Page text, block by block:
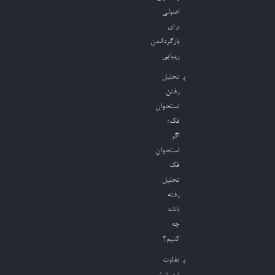
اصولی
برای
بازگرداندن
زیبایی
تحلیل
رفتن
استخوان
فک؛
اگر
استخوان
فک
تحلیل
رفته
باشد
چه
کنیم؟
تفاوت